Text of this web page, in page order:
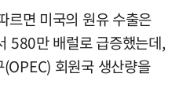
르면 미국의 원유 수출은
580만 배럴로 급증했는데,
회원국 생산량을